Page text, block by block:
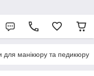
для манікюру та педикюру